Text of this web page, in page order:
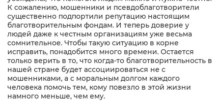
К сожалению, мошенники и псевдоблаготворители
существенно подпортили репутацию настоящим
благотворительным фондам. И теперь доверие у
людей даже к честным организациям уже весьма
сомнительное. Чтобы такую ситуацию в корне
исправить, понадобится много времени. Остается
только верить в то, что когда-то благотворительность в
нашей стране будет ассоциироваться не с
мошенниками, а с моральным долгом каждого
человека помочь тем, кому повезло в этой жизни
намного меньше, чем ему.